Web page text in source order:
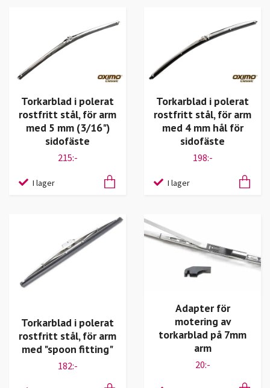
Torkarblad i polerat
rostfritt stål, för arm
med 5 mm (3/16")
sidofäste
215:-
I lager
Torkarblad i polerat
rostfritt stål, för arm
med 4 mm hål för
sidofäste
198:-
I lager
Torkarblad i polerat
rostfritt stål, för arm
med "spoon fitting"
182:-
Adapter för
motering av
torkarblad på 7mm
arm
20:-